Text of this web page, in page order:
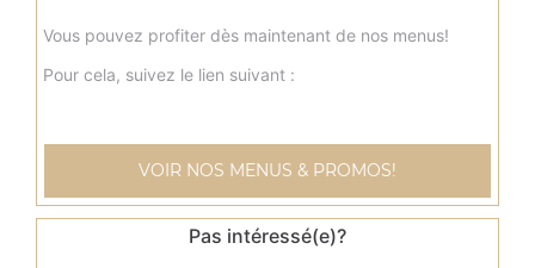
Vous pouvez profiter dès maintenant de nos menus!
Pour cela, suivez le lien suivant :
VOIR NOS MENUS & PROMOS!
Pas intéressé(e)?